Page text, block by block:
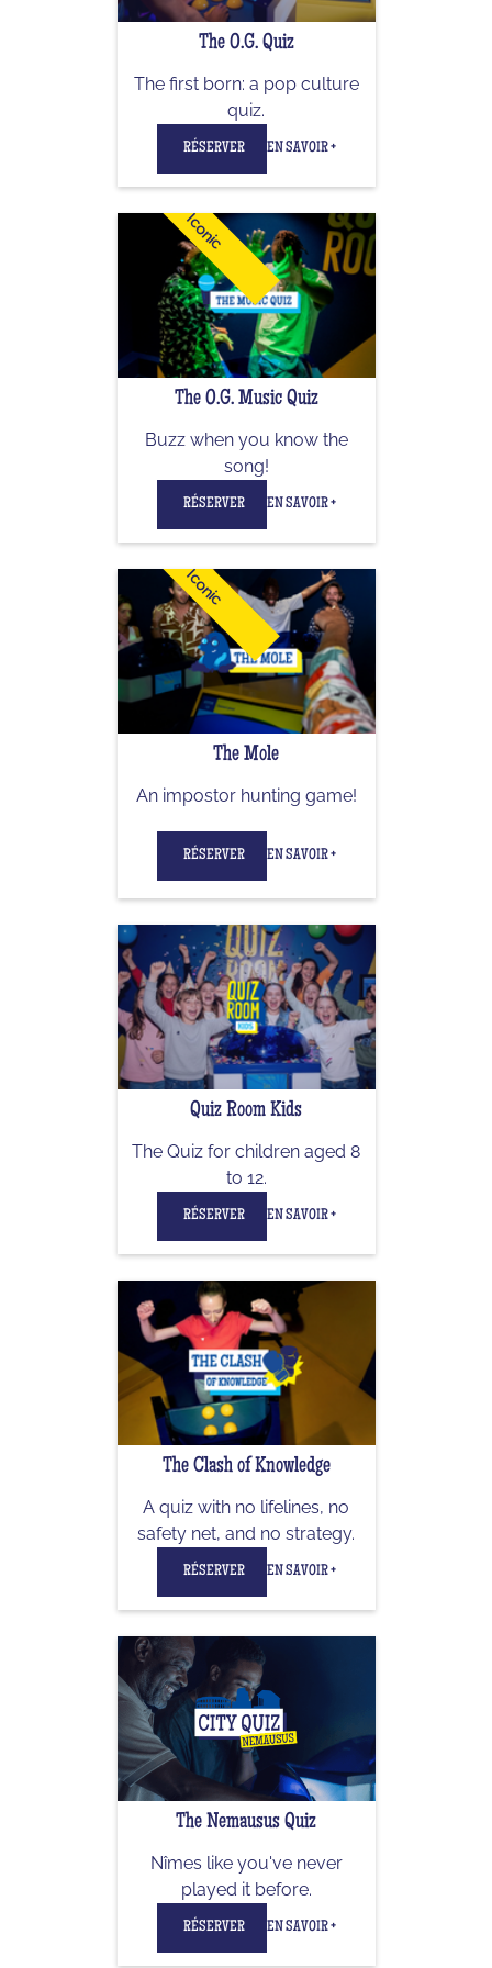
The O.G. Quiz
The first born: a pop culture
quiz.
RÉSERVER EN SAVOIR +
Iconic
The O.G. Music Quiz
Buzz when you know the
song!
RÉSERVER EN SAVOIR +
Iconic
The Mole
An impostor hunting game!
RÉSERVER EN SAVOIR +
Quiz Room Kids
The Quiz for children aged 8
to 12.
RÉSERVER EN SAVOIR +
The Clash of Knowledge
A quiz with no lifelines, no
safety net, and no strategy.
RÉSERVER EN SAVOIR +
The Nemausus Quiz
Nîmes like you've never
played it before.
RÉSERVER EN SAVOIR +